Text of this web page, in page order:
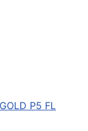
P5 FL